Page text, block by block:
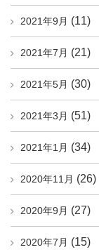
2021年9月 (11)
2021年7月 (21)
2021年5月 (30)
2021年3月 (51)
2021年1月 (34)
2020年11月 (26)
2020年9月 (27)
2020年7月 (15)